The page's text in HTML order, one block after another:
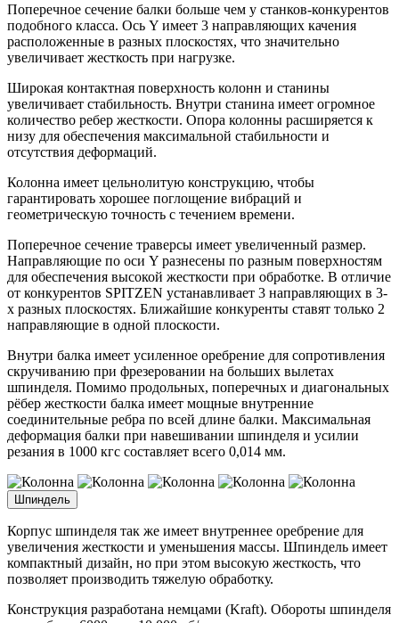
Поперечное сечение балки больше чем у станков-конкурентов
подобного класса. Ось Y имеет 3 направляющих качения
расположенные в разных плоскостях, что значительно
увеличивает жесткость при нагрузке.
Широкая контактная поверхность колонн и станины
увеличивает стабильность. Внутри станина имеет огромное
количество ребер жесткости. Опора колонны расширяется к
низу для обеспечения максимальной стабильности и
отсутствия деформаций.
Колонна имеет цельнолитую конструкцию, чтобы
гарантировать хорошее поглощение вибраций и
геометрическую точность с течением времени.
Поперечное сечение траверсы имеет увеличенный размер.
Направляющие по оси Y разнесены по разным поверхностям
для обеспечения высокой жесткости при обработке. В отличие
от конкурентов SPITZEN устанавливает 3 направляющих в 3-
х разных плоскостях. Ближайшие конкуренты ставят только 2
направляющие в одной плоскости.
Внутри балка имеет усиленное оребрение для сопротивления
скручиванию при фрезеровании на больших вылетах
шпинделя. Помимо продольных, поперечных и диагональных
рёбер жесткости балка имеет мощные внутренние
соединительные ребра по всей длине балки. Максимальная
деформация балки при навешивании шпинделя и усилии
резания в 1000 кгс составляет всего 0,014 мм.
Шпиндель
Корпус шпинделя так же имеет внутреннее оребрение для
увеличения жесткости и уменьшения массы. Шпиндель имеет
компактный дизайн, но при этом высокую жесткость, что
позволяет производить тяжелую обработку.
Конструкция разработана немцами (Kraft). Обороты шпинделя